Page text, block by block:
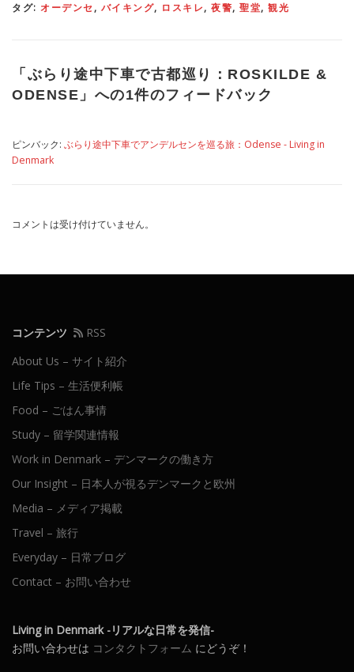
タグ: オーデンセ, バイキング, ロスキレ, 夜警, 聖堂, 観光
「 ぶらり途中下車で古都巡り：ROSKILDE &
ODENSE 」への1件のフィードバック
ピンバック: ぶらり途中下車でアンデルセンを巡る旅：Odense - Living in
Denmark
コメントは受け付けていません。
コンテンツ
RSS
About Us – サイト紹介
Life Tips – 生活便利帳
Food – ごはん事情
Study – 留学関連情報
Work in Denmark – デンマークの働き方
Our Insight – 日本人が視るデンマークと欧州
Media – メディア掲載
Travel – 旅行
Everyday – 日常ブログ
Contact – お問い合わせ
Living in Denmark -リアルな日常を発信-
お問い合わせは コンタクトフォーム にどうぞ！